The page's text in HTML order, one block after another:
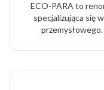
ECO-PARA to
specjalizująca się
przemysłowego.